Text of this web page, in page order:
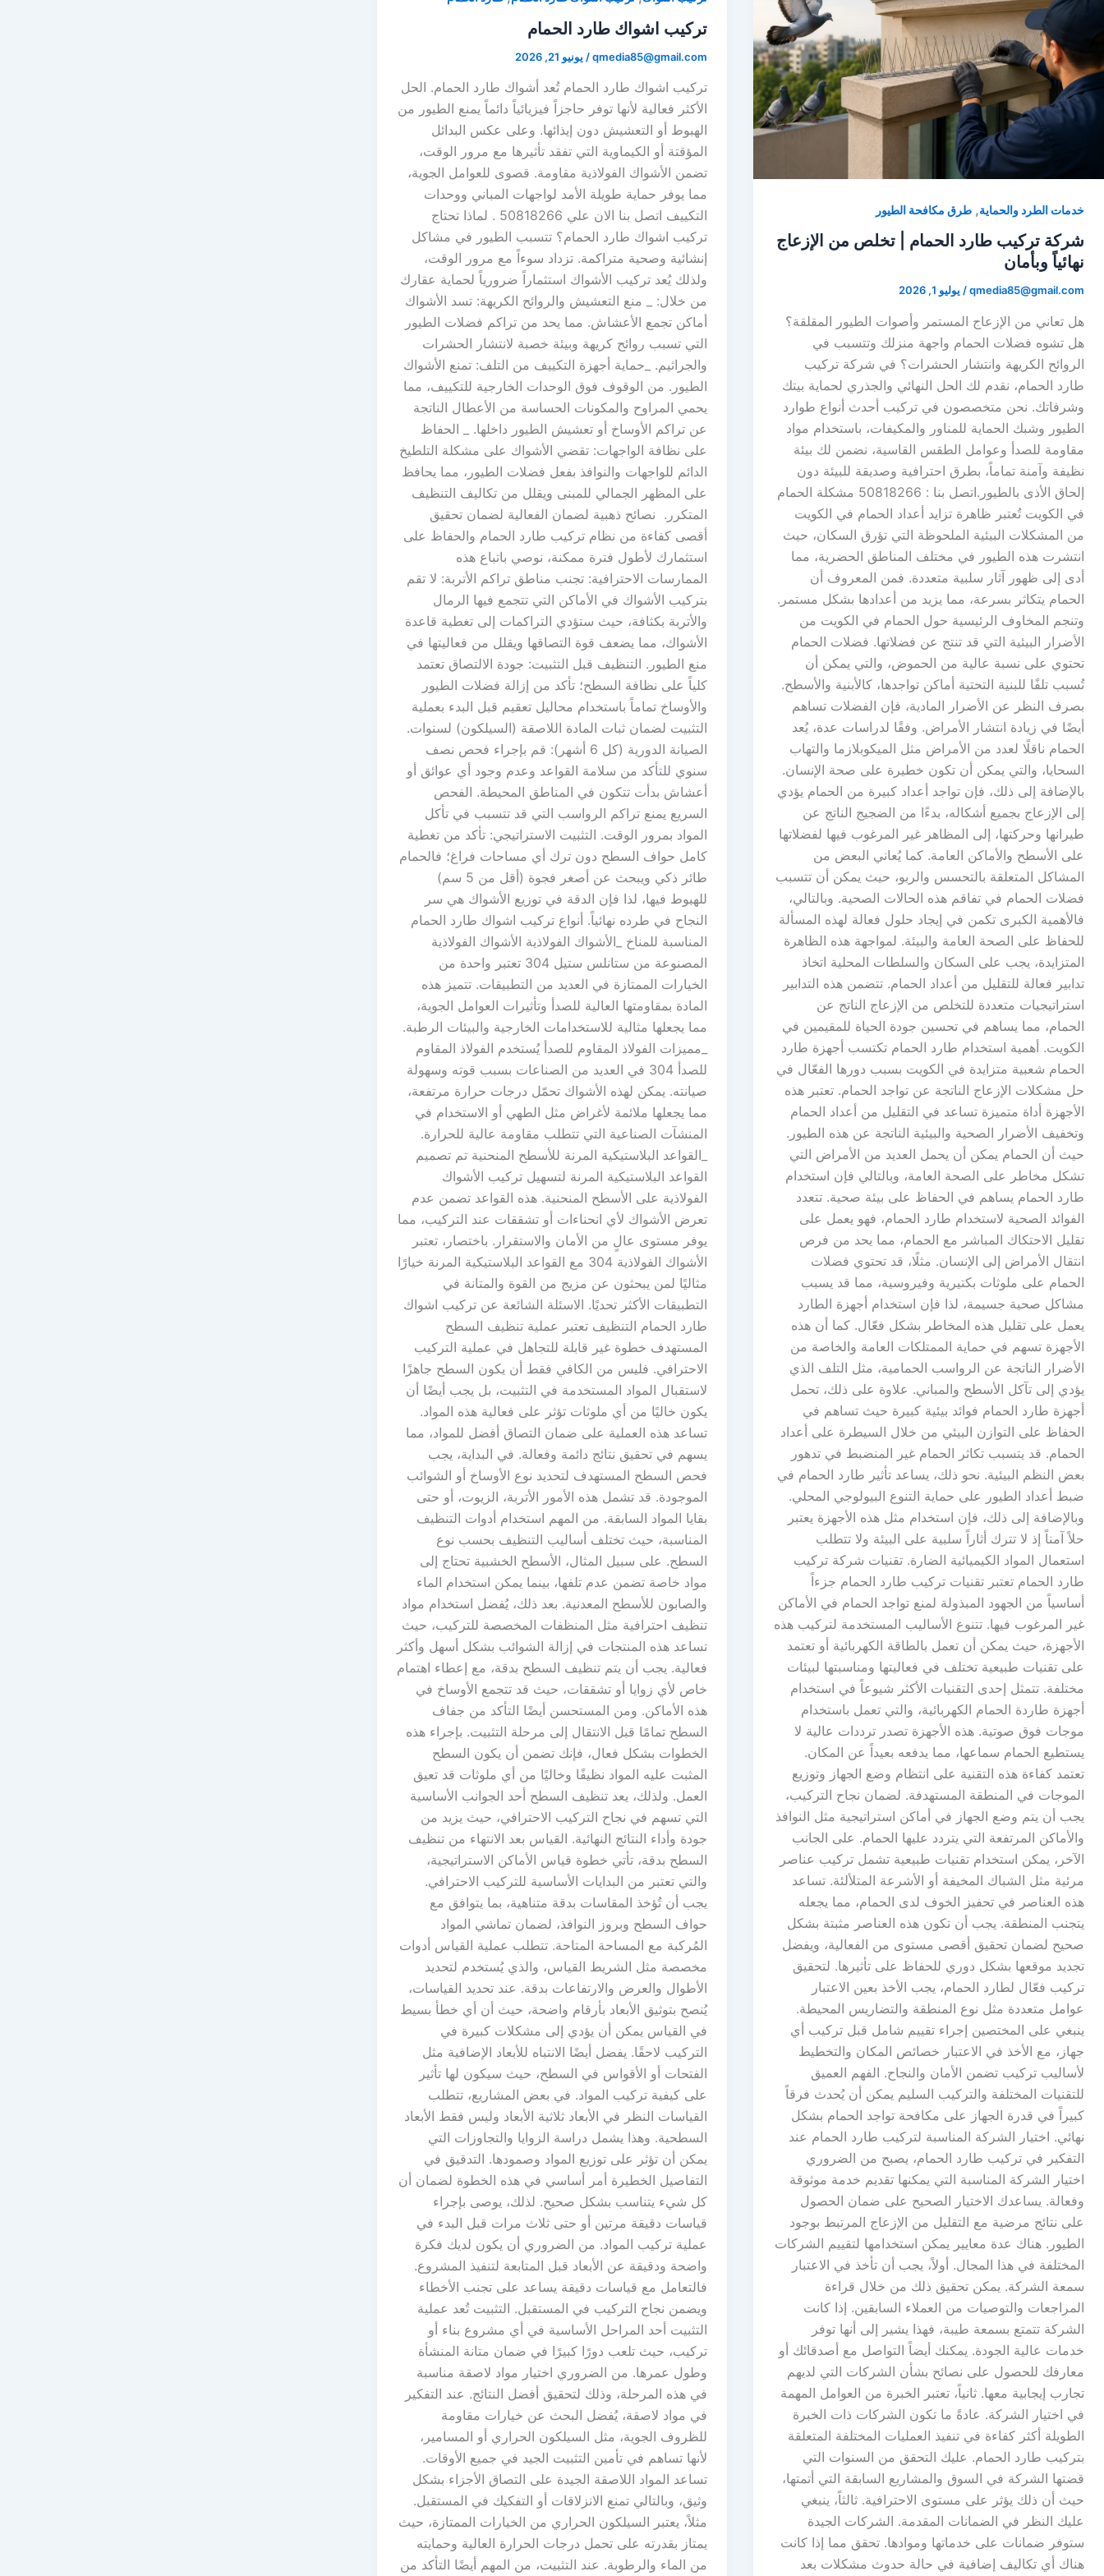
خدمات الطرد والحماية, طرق مكافحة الطيور
شركة تركيب طارد الحمام | تخلص من الإزعاج
نهائياً وبأمان
qmedia85@gmail.com
/ يوليو 1, 2026
هل تعاني من الإزعاج المستمر وأصوات الطيور المقلقة؟
هل تشوه فضلات الحمام واجهة منزلك وتتسبب في
الروائح الكريهة وانتشار الحشرات؟ في شركة تركيب
طارد الحمام، نقدم لك الحل النهائي والجذري لحماية بيتك
وشرفاتك. نحن متخصصون في تركيب أحدث أنواع طوارد
الطيور وشبك الحماية للمناور والمكيفات، باستخدام مواد
مقاومة للصدأ وعوامل الطقس القاسية، نضمن لك بيئة
نظيفة وآمنة تماماً، بطرق احترافية وصديقة للبيئة دون
إلحاق الأذى بالطيور.اتصل بنا : 50818266 مشكلة الحمام
في الكويت تُعتبر ظاهرة تزايد أعداد الحمام في الكويت
من المشكلات البيئية الملحوظة التي تؤرق السكان، حيث
انتشرت هذه الطيور في مختلف المناطق الحضرية، مما
أدى إلى ظهور آثار سلبية متعددة. فمن المعروف أن
الحمام يتكاثر بسرعة، مما يزيد من أعدادها بشكل مستمر.
وتنجم المخاوف الرئيسية حول الحمام في الكويت من
الأضرار البيئية التي قد تنتج عن فضلاتها. فضلات الحمام
تحتوي على نسبة عالية من الحموض، والتي يمكن أن
تُسبب تلفًا للبنية التحتية أماكن تواجدها، كالأبنية والأسطح.
بصرف النظر عن الأضرار المادية، فإن الفضلات تساهم
أيضًا في زيادة انتشار الأمراض. وفقًا لدراسات عدة، يُعد
الحمام ناقلًا لعدد من الأمراض مثل الميكوبلازما والتهاب
السحايا، والتي يمكن أن تكون خطيرة على صحة الإنسان.
بالإضافة إلى ذلك، فإن تواجد أعداد كبيرة من الحمام يؤدي
إلى الإزعاج بجميع أشكاله، بدءًا من الضجيج الناتج عن
طيرانها وحركتها، إلى المظاهر غير المرغوب فيها لفضلاتها
على الأسطح والأماكن العامة. كما يُعاني البعض من
المشاكل المتعلقة بالتحسس والربو، حيث يمكن أن تتسبب
فضلات الحمام في تفاقم هذه الحالات الصحية. وبالتالي،
فالأهمية الكبرى تكمن في إيجاد حلول فعالة لهذه المسألة
للحفاظ على الصحة العامة والبيئة. لمواجهة هذه الظاهرة
المتزايدة، يجب على السكان والسلطات المحلية اتخاذ
تدابير فعالة للتقليل من أعداد الحمام. تتضمن هذه التدابير
استراتيجيات متعددة للتخلص من الإزعاج الناتج عن
الحمام، مما يساهم في تحسين جودة الحياة للمقيمين في
الكويت. أهمية استخدام طارد الحمام تكتسب أجهزة طارد
الحمام شعبية متزايدة في الكويت بسبب دورها الفعّال في
حل مشكلات الإزعاج الناتجة عن تواجد الحمام. تعتبر هذه
الأجهزة أداة متميزة تساعد في التقليل من أعداد الحمام
وتخفيف الأضرار الصحية والبيئية الناتجة عن هذه الطيور.
حيث أن الحمام يمكن أن يحمل العديد من الأمراض التي
تشكل مخاطر على الصحة العامة، وبالتالي فإن استخدام
طارد الحمام يساهم في الحفاظ على بيئة صحية. تتعدد
الفوائد الصحية لاستخدام طارد الحمام، فهو يعمل على
تقليل الاحتكاك المباشر مع الحمام، مما يحد من فرص
انتقال الأمراض إلى الإنسان. مثلًا، قد تحتوي فضلات
الحمام على ملوثات بكتيرية وفيروسية، مما قد يسبب
مشاكل صحية جسيمة، لذا فإن استخدام أجهزة الطارد
يعمل على تقليل هذه المخاطر بشكل فعّال. كما أن هذه
الأجهزة تسهم في حماية الممتلكات العامة والخاصة من
الأضرار الناتجة عن الرواسب الحمامية، مثل التلف الذي
يؤدي إلى تآكل الأسطح والمباني. علاوة على ذلك، تحمل
أجهزة طارد الحمام فوائد بيئية كبيرة حيث تساهم في
الحفاظ على التوازن البيئي من خلال السيطرة على أعداد
الحمام. قد يتسبب تكاثر الحمام غير المنضبط في تدهور
بعض النظم البيئية. نحو ذلك، يساعد تأثير طارد الحمام في
ضبط أعداد الطيور على حماية التنوع البيولوجي المحلي.
وبالإضافة إلى ذلك، فإن استخدام مثل هذه الأجهزة يعتبر
حلاً آمناً إذ لا تترك أثاراً سلبية على البيئة ولا تتطلب
استعمال المواد الكيميائية الضارة. تقنيات شركة تركيب
طارد الحمام تعتبر تقنيات تركيب طارد الحمام جزءاً
أساسياً من الجهود المبذولة لمنع تواجد الحمام في الأماكن
غير المرغوب فيها. تتنوع الأساليب المستخدمة لتركيب هذه
الأجهزة، حيث يمكن أن تعمل بالطاقة الكهربائية أو تعتمد
على تقنيات طبيعية تختلف في فعاليتها ومناسبتها لبيئات
مختلفة. تتمثل إحدى التقنيات الأكثر شيوعاً في استخدام
أجهزة طاردة الحمام الكهربائية، والتي تعمل باستخدام
موجات فوق صوتية. هذه الأجهزة تصدر ترددات عالية لا
يستطيع الحمام سماعها، مما يدفعه بعيداً عن المكان.
تعتمد كفاءة هذه التقنية على انتظام وضع الجهاز وتوزيع
الموجات في المنطقة المستهدفة. لضمان نجاح التركيب،
يجب أن يتم وضع الجهاز في أماكن استراتيجية مثل النوافذ
والأماكن المرتفعة التي يتردد عليها الحمام. على الجانب
الآخر، يمكن استخدام تقنيات طبيعية تشمل تركيب عناصر
مرئية مثل الشباك المخيفة أو الأشرعة المتلألئة. تساعد
هذه العناصر في تحفيز الخوف لدى الحمام، مما يجعله
يتجنب المنطقة. يجب أن تكون هذه العناصر مثبتة بشكل
صحيح لضمان تحقيق أقصى مستوى من الفعالية، ويفضل
تجديد موقعها بشكل دوري للحفاظ على تأثيرها. لتحقيق
تركيب فعّال لطارد الحمام، يجب الأخذ بعين الاعتبار
عوامل متعددة مثل نوع المنطقة والتضاريس المحيطة.
ينبغي على المختصين إجراء تقييم شامل قبل تركيب أي
جهاز، مع الأخذ في الاعتبار خصائص المكان والتخطيط
لأساليب تركيب تضمن الأمان والنجاح. الفهم العميق
للتقنيات المختلفة والتركيب السليم يمكن أن يُحدث فرقاً
كبيراً في قدرة الجهاز على مكافحة تواجد الحمام بشكل
نهائي. اختيار الشركة المناسبة لتركيب طارد الحمام عند
التفكير في تركيب طارد الحمام، يصبح من الضروري
اختيار الشركة المناسبة التي يمكنها تقديم خدمة موثوقة
وفعالة. يساعدك الاختيار الصحيح على ضمان الحصول
على نتائج مرضية مع التقليل من الإزعاج المرتبط بوجود
الطيور. هناك عدة معايير يمكن استخدامها لتقييم الشركات
المختلفة في هذا المجال. أولاً، يجب أن تأخذ في الاعتبار
سمعة الشركة. يمكن تحقيق ذلك من خلال قراءة
المراجعات والتوصيات من العملاء السابقين. إذا كانت
الشركة تتمتع بسمعة طيبة، فهذا يشير إلى أنها توفر
خدمات عالية الجودة. يمكنك أيضاً التواصل مع أصدقائك أو
معارفك للحصول على نصائح بشأن الشركات التي لديهم
تجارب إيجابية معها. ثانياً، تعتبر الخبرة من العوامل المهمة
في اختيار الشركة. عادةً ما تكون الشركات ذات الخبرة
الطويلة أكثر كفاءة في تنفيذ العمليات المختلفة المتعلقة
بتركيب طارد الحمام. عليك التحقق من السنوات التي
قضتها الشركة في السوق والمشاريع السابقة التي أتمتها،
حيث أن ذلك يؤثر على مستوى الاحترافية. ثالثاً، ينبغي
عليك النظر في الضمانات المقدمة. الشركات الجيدة
ستوفر ضمانات على خدماتها وموادها. تحقق مما إذا كانت
هناك أي تكاليف إضافية في حالة حدوث مشكلات بعد
تركيب اشواك طارد الحمام
qmedia85@gmail.com
/ يونيو 21, 2026
تركيب اشواك طارد الحمام تُعد أشواك طارد الحمام. الحل
الأكثر فعالية لأنها توفر حاجزاً فيزيائياً دائماً يمنع الطيور من
الهبوط أو التعشيش دون إيذائها. وعلى عكس البدائل
المؤقتة أو الكيماوية التي تفقد تأثيرها مع مرور الوقت،
تضمن الأشواك الفولاذية مقاومة. قصوى للعوامل الجوية،
مما يوفر حماية طويلة الأمد لواجهات المباني ووحدات
التكييف اتصل بنا الان علي 50818266 . لماذا تحتاج
تركيب اشواك طارد الحمام؟ تتسبب الطيور في مشاكل
إنشائية وصحية متراكمة. تزداد سوءاً مع مرور الوقت،
ولذلك يُعد تركيب الأشواك استثماراً ضرورياً لحماية عقارك
من خلال: _ منع التعشيش والروائح الكريهة: تسد الأشواك
أماكن تجمع الأعشاش. مما يحد من تراكم فضلات الطيور
التي تسبب روائح كريهة وبيئة خصبة لانتشار الحشرات
والجراثيم. _حماية أجهزة التكييف من التلف: تمنع الأشواك
الطيور. من الوقوف فوق الوحدات الخارجية للتكييف، مما
يحمي المراوح والمكونات الحساسة من الأعطال الناتجة
عن تراكم الأوساخ أو تعشيش الطيور داخلها. _ الحفاظ
على نظافة الواجهات: تقضي الأشواك على مشكلة التلطيخ
الدائم للواجهات والنوافذ بفعل فضلات الطيور، مما يحافظ
على المظهر الجمالي للمبنى ويقلل من تكاليف التنظيف
المتكرر. نصائح ذهبية لضمان الفعالية لضمان تحقيق
أقصى كفاءة من نظام تركيب طارد الحمام والحفاظ على
استثمارك لأطول فترة ممكنة، نوصي باتباع هذه
الممارسات الاحترافية: تجنب مناطق تراكم الأتربة: لا تقم
بتركيب الأشواك في الأماكن التي تتجمع فيها الرمال
والأتربة بكثافة، حيث ستؤدي التراكمات إلى تغطية قاعدة
الأشواك، مما يضعف قوة التصاقها ويقلل من فعاليتها في
منع الطيور. التنظيف قبل التثبيت: جودة الالتصاق تعتمد
كلياً على نظافة السطح؛ تأكد من إزالة فضلات الطيور
والأوساخ تماماً باستخدام محاليل تعقيم قبل البدء بعملية
التثبيت لضمان ثبات المادة اللاصقة (السيلكون) لسنوات.
الصيانة الدورية (كل 6 أشهر): قم بإجراء فحص نصف
سنوي للتأكد من سلامة القواعد وعدم وجود أي عوائق أو
أعشاش بدأت تتكون في المناطق المحيطة. الفحص
السريع يمنع تراكم الرواسب التي قد تتسبب في تأكل
المواد بمرور الوقت. التثبيت الاستراتيجي: تأكد من تغطية
كامل حواف السطح دون ترك أي مساحات فراغ؛ فالحمام
طائر ذكي ويبحث عن أصغر فجوة (أقل من 5 سم)
للهبوط فيها، لذا فإن الدقة في توزيع الأشواك هي سر
النجاح في طرده نهائياً. أنواع تركيب اشواك طارد الحمام
المناسبة للمناخ _الأشواك الفولاذية الأشواك الفولاذية
المصنوعة من ستانلس ستيل 304 تعتبر واحدة من
الخيارات الممتازة في العديد من التطبيقات. تتميز هذه
المادة بمقاومتها العالية للصدأ وتأثيرات العوامل الجوية،
مما يجعلها مثالية للاستخدامات الخارجية والبيئات الرطبة.
_مميزات الفولاذ المقاوم للصدأ يُستخدم الفولاذ المقاوم
للصدأ 304 في العديد من الصناعات بسبب قوته وسهولة
صيانته. يمكن لهذه الأشواك تحمّل درجات حرارة مرتفعة،
مما يجعلها ملائمة لأغراض مثل الطهي أو الاستخدام في
المنشآت الصناعية التي تتطلب مقاومة عالية للحرارة.
_القواعد البلاستيكية المرنة للأسطح المنحنية تم تصميم
القواعد البلاستيكية المرنة لتسهيل تركيب الأشواك
الفولاذية على الأسطح المنحنية. هذه القواعد تضمن عدم
تعرض الأشواك لأي انحناءات أو تشققات عند التركيب، مما
يوفر مستوى عالٍ من الأمان والاستقرار. باختصار، تعتبر
الأشواك الفولاذية 304 مع القواعد البلاستيكية المرنة خيارًا
مثاليًا لمن يبحثون عن مزيج من القوة والمتانة في
التطبيقات الأكثر تحديًا. الاسئلة الشائعة عن تركيب اشواك
طارد الحمام التنظيف تعتبر عملية تنظيف السطح
المستهدف خطوة غير قابلة للتجاهل في عملية التركيب
الاحترافي. فليس من الكافي فقط أن يكون السطح جاهزًا
لاستقبال المواد المستخدمة في التثبيت، بل يجب أيضًا أن
يكون خاليًا من أي ملوثات تؤثر على فعالية هذه المواد.
تساعد هذه العملية على ضمان التصاق أفضل للمواد، مما
يسهم في تحقيق نتائج دائمة وفعالة. في البداية، يجب
فحص السطح المستهدف لتحديد نوع الأوساخ أو الشوائب
الموجودة. قد تشمل هذه الأمور الأتربة، الزيوت، أو حتى
بقايا المواد السابقة. من المهم استخدام أدوات التنظيف
المناسبة، حيث تختلف أساليب التنظيف بحسب نوع
السطح. على سبيل المثال، الأسطح الخشبية تحتاج إلى
مواد خاصة تضمن عدم تلفها، بينما يمكن استخدام الماء
والصابون للأسطح المعدنية. بعد ذلك، يُفضل استخدام مواد
تنظيف احترافية مثل المنظفات المخصصة للتركيب، حيث
تساعد هذه المنتجات في إزالة الشوائب بشكل أسهل وأكثر
فعالية. يجب أن يتم تنظيف السطح بدقة، مع إعطاء اهتمام
خاص لأي زوايا أو تشققات، حيث قد تتجمع الأوساخ في
هذه الأماكن. ومن المستحسن أيضًا التأكد من جفاف
السطح تمامًا قبل الانتقال إلى مرحلة التثبيت. بإجراء هذه
الخطوات بشكل فعال، فإنك تضمن أن يكون السطح
المثبت عليه المواد نظيفًا وخاليًا من أي ملوثات قد تعيق
العمل. ولذلك، يعد تنظيف السطح أحد الجوانب الأساسية
التي تسهم في نجاح التركيب الاحترافي، حيث يزيد من
جودة وأداء النتائج النهائية. القياس بعد الانتهاء من تنظيف
السطح بدقة، تأتي خطوة قياس الأماكن الاستراتيجية،
والتي تعتبر من البدايات الأساسية للتركيب الاحترافي.
يجب أن تُؤخذ المقاسات بدقة متناهية، بما يتوافق مع
حواف السطح وبروز النوافذ، لضمان تماشي المواد
المُركبة مع المساحة المتاحة. تتطلب عملية القياس أدوات
مخصصة مثل الشريط القياس، والذي يُستخدم لتحديد
الأطوال والعرض والارتفاعات بدقة. عند تحديد القياسات،
يُنصح بتوثيق الأبعاد بأرقام واضحة، حيث أن أي خطأ بسيط
في القياس يمكن أن يؤدي إلى مشكلات كبيرة في
التركيب لاحقًا. يفضل أيضًا الانتباه للأبعاد الإضافية مثل
الفتحات أو الأقواس في السطح، حيث سيكون لها تأثير
على كيفية تركيب المواد. في بعض المشاريع، تتطلب
القياسات النظر في الأبعاد ثلاثية الأبعاد وليس فقط الأبعاد
السطحية. وهذا يشمل دراسة الزوايا والتجاوزات التي
يمكن أن تؤثر على توزيع المواد وصمودها. التدقيق في
التفاصيل الخطيرة أمر أساسي في هذه الخطوة لضمان أن
كل شيء يتناسب بشكل صحيح. لذلك، يوصى بإجراء
قياسات دقيقة مرتين أو حتى ثلاث مرات قبل البدء في
عملية تركيب المواد. من الضروري أن يكون لديك فكرة
واضحة ودقيقة عن الأبعاد قبل المتابعة لتنفيذ المشروع.
فالتعامل مع قياسات دقيقة يساعد على تجنب الأخطاء
ويضمن نجاح التركيب في المستقبل. التثبيت تُعد عملية
التثبيت أحد المراحل الأساسية في أي مشروع بناء أو
تركيب، حيث تلعب دورًا كبيرًا في ضمان متانة المنشأة
وطول عمرها. من الضروري اختيار مواد لاصقة مناسبة
في هذه المرحلة، وذلك لتحقيق أفضل النتائج. عند التفكير
في مواد لاصقة، يُفضل البحث عن خيارات مقاومة
للظروف الجوية، مثل السيلكون الحراري أو المسامير،
لأنها تساهم في تأمين التثبيت الجيد في جميع الأوقات.
تساعد المواد اللاصقة الجيدة على التصاق الأجزاء بشكل
وثيق، وبالتالي تمنع الانزلاقات أو التفكيك في المستقبل.
مثلاً، يعتبر السيلكون الحراري من الخيارات الممتازة، حيث
يمتاز بقدرته على تحمل درجات الحرارة العالية وحمايته
من الماء والرطوبة. عند التثبيت، من المهم أيضًا التأكد من